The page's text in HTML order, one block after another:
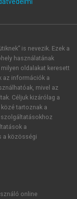
is nevezik. Ezek a
használatának
oldalakat keresett
az információk a
mivel az
Céljuk kizárólag a
tartoznak a
a
a közösségi
online